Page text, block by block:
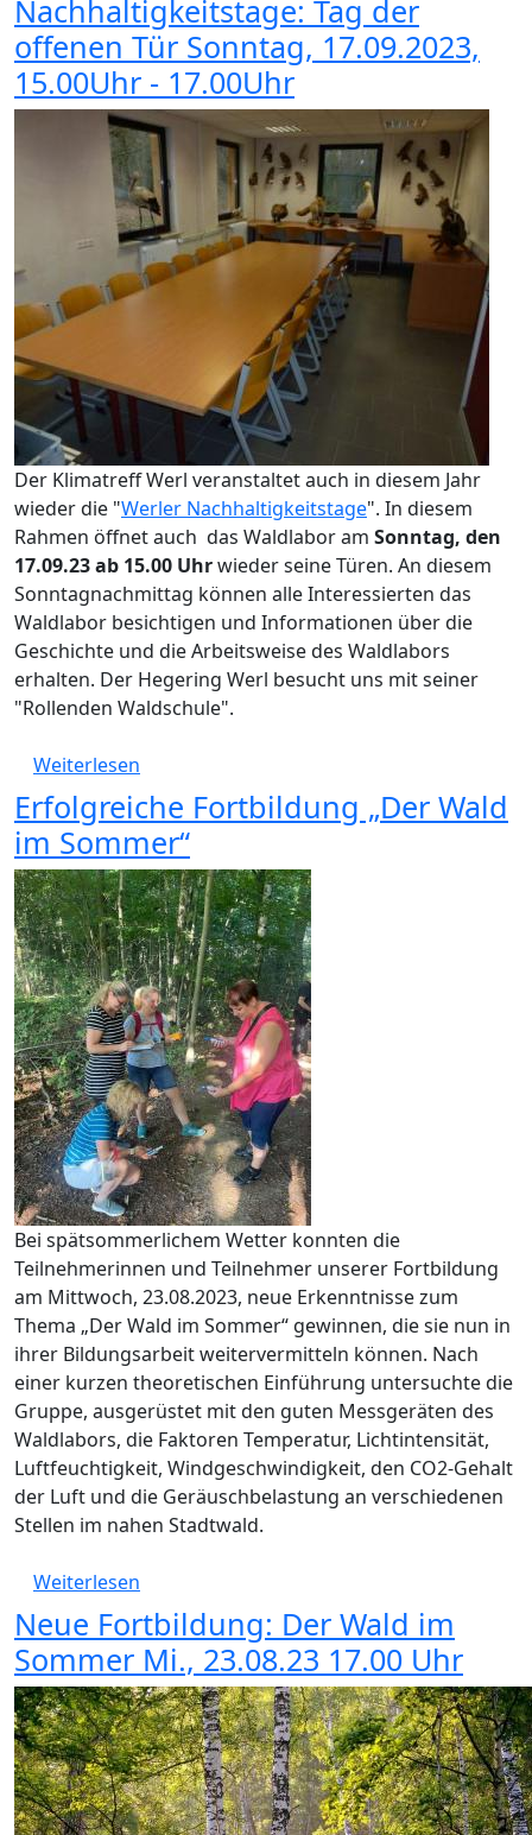
Nachhaltigkeitstage: Tag der
offenen Tür Sonntag, 17.09.2023,
15.00Uhr - 17.00Uhr
Der Klimatreff Werl veranstaltet auch in diesem Jahr
wieder die "Werler Nachhaltigkeitstage". In diesem
Rahmen öffnet auch das Waldlabor am Sonntag, den
17.09.23 ab 15.00 Uhrwieder seine Türen. An diesem
Sonntagnachmittag können alle Interessierten das
Waldlabor besichtigen und Informationen über die
Geschichte und die Arbeitsweise des Waldlabors
erhalten. Der Hegering Werl besucht uns mit seiner
"Rollenden Waldschule".
Weiterlesen
Erfolgreiche Fortbildung „Der Wald
im Sommer“
Bei spätsommerlichem Wetter konnten die
Teilnehmerinnen und Teilnehmer unserer Fortbildung
am Mittwoch, 23.08.2023, neue Erkenntnisse zum
Thema „Der Wald im Sommer“ gewinnen, die sie nun in
ihrer Bildungsarbeit weitervermitteln können. Nach
einer kurzen theoretischen Einführung untersuchte die
Gruppe, ausgerüstet mit den guten Messgeräten des
Waldlabors, die Faktoren Temperatur, Lichtintensität,
Luftfeuchtigkeit, Windgeschwindigkeit, den CO2-Gehalt
der Luft und die Geräuschbelastung an verschiedenen
Stellen im nahen Stadtwald.
Weiterlesen
Neue Fortbildung: Der Wald im
Sommer Mi., 23.08.23 17.00 Uhr